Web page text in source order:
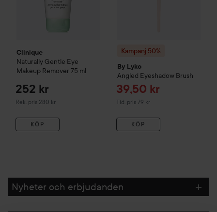
Clinique
Naturally Gentle Eye
Makeup Remover 75 ml
252 kr
Rek. pris 280 kr
Rekommenderat pris 280 kr
KÖP
Kampanj 50%
By Lyko
Angled Eyeshadow Brush
Reapris
39,50 kr
Tid. pris 79 kr
Tidigare pris 79 kr
KÖP
Nyheter och erbjudanden